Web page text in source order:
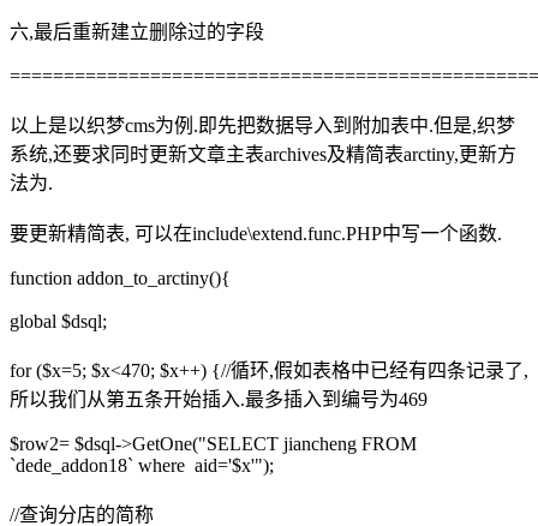
六,最后重新建立删除过的字段
以上是以织梦cms为例.即先把数据导入到附加表中.但是,织梦
系统,还要求同时更新文章主表archives及精简表arctiny,更新方
法为.
要更新精简表, 可以在include\extend.func.PHP中写一个函数.
function addon_to_arctiny(){
global $dsql;
for ($x=5; $x<470; $x++) {//循环,假如表格中已经有四条记录了,
所以我们从第五条开始插入.最多插入到编号为469
$row2= $dsql->GetOne("SELECT jiancheng FROM
`dede_addon18` where aid='$x'");
//查询分店的简称